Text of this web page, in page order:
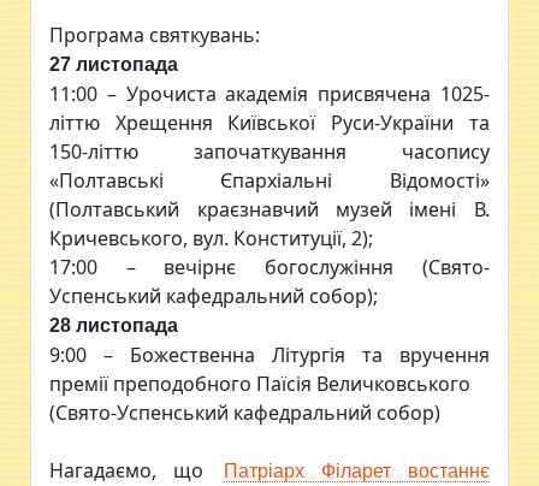
Програма святкувань:
27 листопада
11:00 – Урочиста академія присвячена 1025-
літтю Хрещення Київської Руси-України та
150-літтю започаткування часопису
«Полтавські Єпархіальні Відомості»
(Полтавський краєзнавчий музей імені В.
Кричевського, вул. Конституції, 2);
17:00 – вечірнє богослужіння (Свято-
Успенський кафедральний собор);
28 листопада
9:00 – Божественна Літургія та вручення
премії преподобного Паїсія Величковського
(Свято-Успенський кафедральний собор)
Нагадаємо, що
Патріарх Філарет востаннє